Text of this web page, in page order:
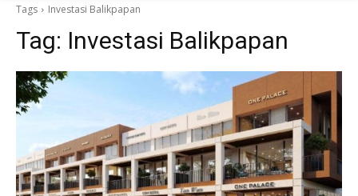
Tags Investasi Balikpapan
Tag: Investasi Balikpapan